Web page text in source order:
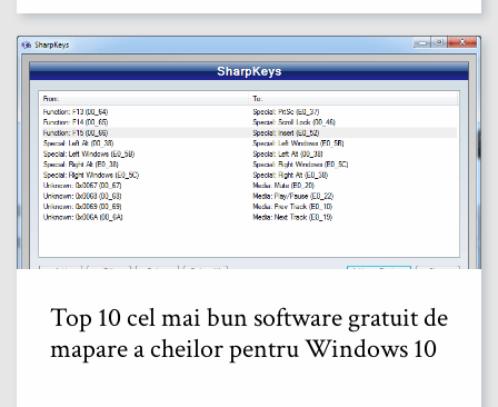
Top 10 cel mai bun software gratuit de
mapare a cheilor pentru Windows 10